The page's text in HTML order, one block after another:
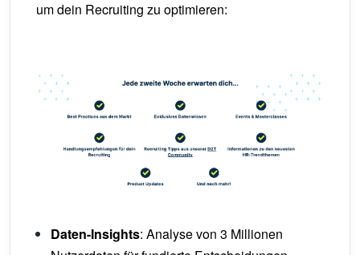
um dein Recruiting zu optimieren:
Daten-Insights: Analyse von 3 Millionen